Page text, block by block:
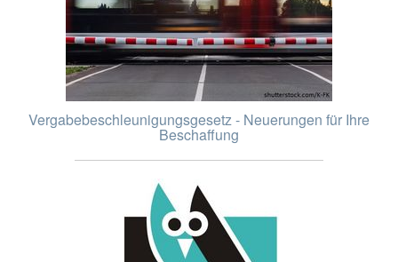
Vergabebeschleunigungsgesetz - Neuerungen für Ihre
Beschaffung